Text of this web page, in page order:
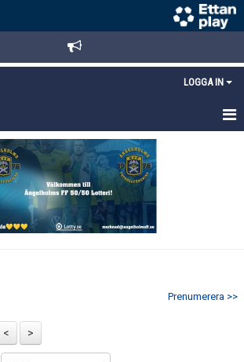
LOGGA IN
Prenumerera >>